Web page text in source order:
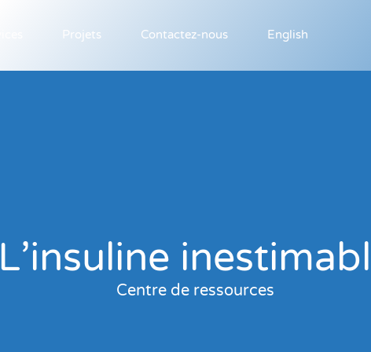
Projets Contactez-nous English
L’insuline
Centre de ressources